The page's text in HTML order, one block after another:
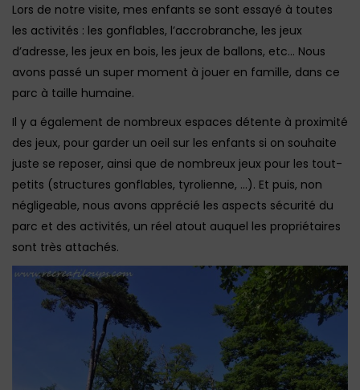
Lors de notre visite, mes enfants se sont essayé à toutes
les activités : les gonflables, l’accrobranche, les jeux
d’adresse, les jeux en bois, les jeux de ballons, etc… Nous
avons passé un super moment à jouer en famille, dans ce
parc à taille humaine.
Il y a également de nombreux espaces détente à proximité
des jeux, pour garder un oeil sur les enfants si on souhaite
juste se reposer, ainsi que de nombreux jeux pour les tout-
petits (structures gonflables, tyrolienne, …). Et puis, non
négligeable, nous avons apprécié les aspects sécurité du
parc et des activités, un réel atout auquel les propriétaires
sont très attachés.